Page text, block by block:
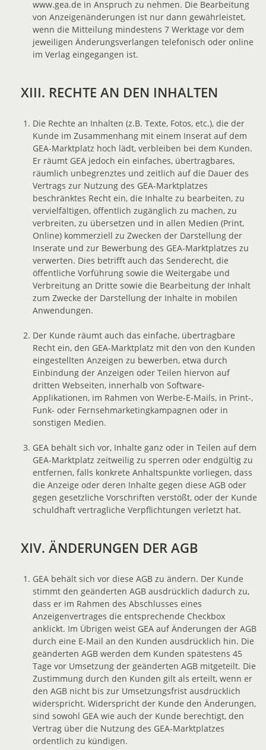
www.gea.de in Anspruch zu nehmen. Die Bearbeitung
von Anzeigenänderungen ist nur dann gewährleistet,
wenn die Mitteilung mindestens 7 Werktage vor dem
jeweiligen Änderungsverlangen telefonisch oder online
im Verlag eingegangen ist.
XIII. RECHTE AN DEN INHALTEN
Die Rechte an Inhalten (z.B. Texte, Fotos, etc.), die der
Kunde im Zusammenhang mit einem Inserat auf dem
GEA-Marktplatz hoch lädt, verbleiben bei dem Kunden.
Er räumt GEA jedoch ein einfaches, übertragbares,
räumlich unbegrenztes und zeitlich auf die Dauer des
Vertrags zur Nutzung des GEA-Marktplatzes
beschränktes Recht ein, die Inhalte zu bearbeiten, zu
vervielfältigen, öffentlich zugänglich zu machen, zu
verbreiten, zu übersetzen und in allen Medien (Print,
Online) kommerziell zu Zwecken der Darstellung der
Inserate und zur Bewerbung des GEA-Marktplatzes zu
verwerten. Dies betrifft auch das Senderecht, die
öffentliche Vorführung sowie die Weitergabe und
Verbreitung an Dritte sowie die Bearbeitung der Inhalt
zum Zwecke der Darstellung der Inhalte in mobilen
Anwendungen.
Der Kunde räumt auch das einfache, übertragbare
Recht ein, den GEA-Marktplatz mit den von den Kunden
eingestellten Anzeigen zu bewerben, etwa durch
Einbindung der Anzeigen oder Teilen hiervon auf
dritten Webseiten, innerhalb von Software-
Applikationen, im Rahmen von Werbe-E-Mails, in Print-,
Funk- oder Fernsehmarketingkampagnen oder in
sonstigen Medien.
GEA behält sich vor, Inhalte ganz oder in Teilen auf dem
GEA-Marktplatz zeitweilig zu sperren oder endgültig zu
entfernen, falls konkrete Anhaltspunkte vorliegen, dass
die Anzeige oder deren Inhalte gegen diese AGB oder
gegen gesetzliche Vorschriften verstößt, oder der Kunde
schuldhaft vertragliche Verpflichtungen verletzt hat.
XIV. ÄNDERUNGEN DER AGB
GEA behält sich vor diese AGB zu ändern. Der Kunde
stimmt den geänderten AGB ausdrücklich dadurch zu,
dass er im Rahmen des Abschlusses eines
Anzeigenvertrages die entsprechende Checkbox
anklickt. Im Übrigen weist GEA auf Änderungen der AGB
durch eine E-Mail an den Kunden ausdrücklich hin. Die
geänderten AGB werden dem Kunden spätestens 45
Tage vor Umsetzung der geänderten AGB mitgeteilt. Die
Zustimmung durch den Kunden gilt als erteilt, wenn er
den AGB nicht bis zur Umsetzungsfrist ausdrücklich
widerspricht. Widerspricht der Kunde den Änderungen,
sind sowohl GEA wie auch der Kunde berechtigt, den
Vertrag über die Nutzung des GEA-Marktplatzes
ordentlich zu kündigen.